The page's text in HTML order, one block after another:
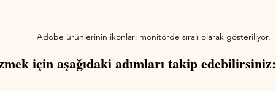
Adobe ürünlerinin ikonları monitörde sıralı olarak gösteriliyor.
için aşağıdaki adımları takip edebilirsiniz: